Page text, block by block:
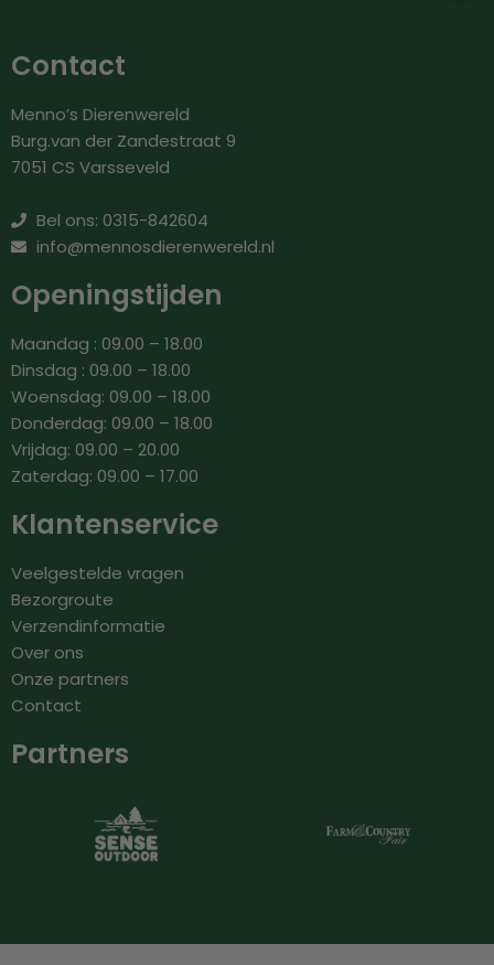
Contact
Menno’s Dierenwereld
Burg.van der Zandestraat 9
7051 CS Varsseveld
Bel ons: 0315-842604
info@mennosdierenwereld.nl
Openingstijden
Maandag : 09.00 – 18.00
Dinsdag : 09.00 – 18.00
Woensdag: 09.00 – 18.00
Donderdag: 09.00 – 18.00
Vrijdag: 09.00 – 20.00
Zaterdag: 09.00 – 17.00
Klantenservice
Veelgestelde vragen
Bezorgroute
Verzendinformatie
Over ons
Onze partners
Contact
Partners